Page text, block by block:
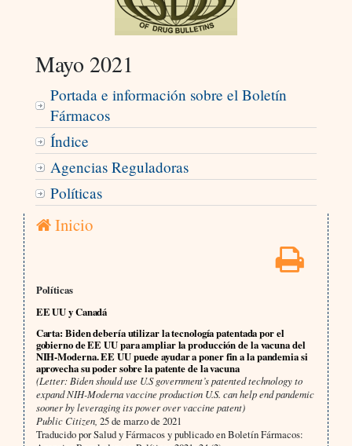
Mayo 2021
Portada e información sobre el Boletín
Fármacos
Índice
Agencias Reguladoras
Políticas
Inicio
Políticas
EE UU y Canadá
Carta: Biden debería utilizar la tecnología patentada por el
gobierno de EE UU para ampliar la producción de la vacuna del
NIH-Moderna. EE UU puede ayudar a poner fin a la pandemia si
aprovecha su poder sobre la patente de la vacuna
(Letter: Biden should use U.S government’s patented technology to
expand NIH-Moderna vaccine production U.S. can help end pandemic
sooner by leveraging its power over vaccine patent)
Public Citizen, 25 de marzo de 2021
Traducido por Salud y Fármacos y publicado en Boletín Fármacos: